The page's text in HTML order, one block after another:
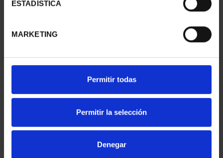
ESTADÍSTICA
MARKETING
Permitir todas
Permitir la selección
Denegar
CIUDADES PATRIMONIO
73,00 €